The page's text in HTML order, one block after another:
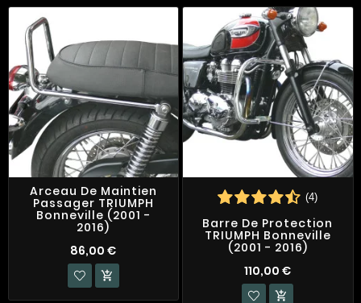
Arceau De Maintien
Passager TRIUMPH
Bonneville (2001 -
2016)
86,00 €

(4)
Barre De Protection
TRIUMPH Bonneville
(2001 - 2016)
110,00 €
